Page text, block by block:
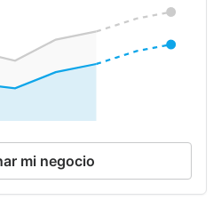
mi negocio